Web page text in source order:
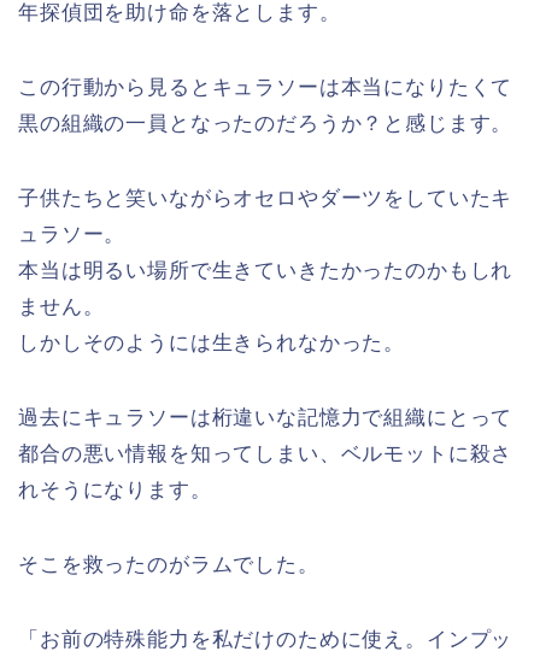
年探偵団を助け命を落とします。
この行動から見るとキュラソーは本当になりたくて
黒の組織の一員となったのだろうか？と感じます。
子供たちと笑いながらオセロやダーツをしていたキ
ュラソー。
本当は明るい場所で生きていきたかったのかもしれ
ません。
しかしそのようには生きられなかった。
過去にキュラソーは桁違いな記憶力で組織にとって
都合の悪い情報を知ってしまい、ベルモットに殺さ
れそうになります。
そこを救ったのがラムでした。
「お前の特殊能力を私だけのために使え。インプッ